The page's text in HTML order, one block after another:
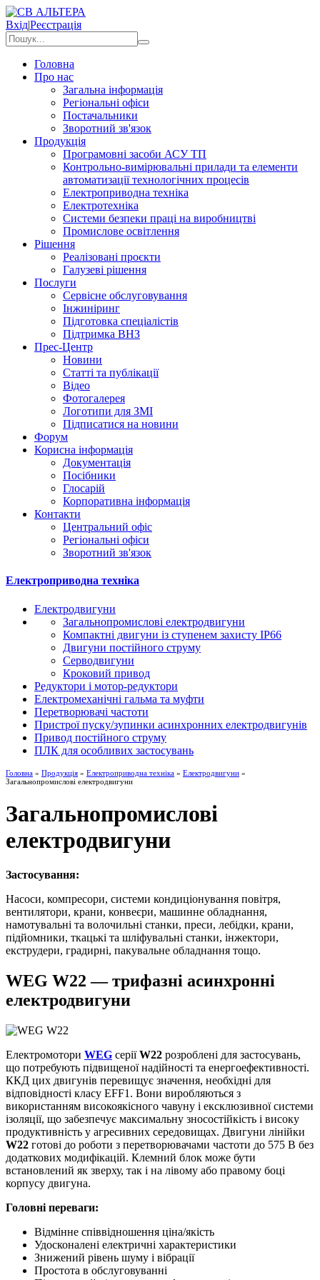
Вхід|Реєстрація
Головна
Про нас
Загальна інформація
Регіональні офіси
Постачальники
Зворотний зв'язок
Продукція
Програмовні засоби АСУ ТП
Контрольно-вимірювальні прилади та елементи
автоматизації технологічних процесів
Електроприводна техніка
Електротехніка
Системи безпеки праці на виробництві
Промислове освітлення
Рішення
Реалізовані проєкти
Галузеві рішення
Послуги
Сервісне обслуговування
Інжиніринг
Підготовка спеціалістів
Підтримка ВНЗ
Прес-Центр
Новини
Статті та публікації
Відео
Фотогалерея
Логотипи для ЗМІ
Підписатися на новини
Форум
Корисна інформація
Документація
Посібники
Глосарій
Корпоративна інформація
Контакти
Центральний офіс
Регіональні офіси
Зворотний зв'язок
Електроприводна техніка
Електродвигуни
Загальнопромислові електродвигуни
Компактні двигуни із ступенем захисту IP66
Двигуни постійного струму
Серводвигуни
Кроковий привод
Редуктори і мотор-редуктори
Електромеханічні гальма та муфти
Перетворювачі частоти
Пристрої пуску/зупинки асинхронних електродвигунів
Привод постійного струму
ПЛК для особливих застосувань
Головна » Продукція » Електроприводна техніка » Електродвигуни »
Загальнопромислові електродвигуни
Загальнопромислові
електродвигуни
Застосування:
Насоси, компресори, cистеми кондиціонування повітря,
вентилятори, крани, конвеєри, машинне обладнання,
намотувальні та волочильні станки, преси, лебідки, крани,
підйомники, ткацькі та шліфувальні станки, інжектори,
екструдери, градирні, пакувальне обладнання тощо.
WEG W22 — трифазні асинхронні
електродвигуни
Електромотори WEG серіїW22 розроблені для застосувань,
що потребують підвищеної надійності та енергоефективності.
ККД цих двигунів перевищує значення, необхідні для
відповідності класу EFF1. Вони виробляються з
використанням високоякісного чавуну і ексклюзивної системи
ізоляції, що забезпечує максимальну зносостійкість і високу
продуктивність у агресивних середовищах. Двигуни лінійки
W22 готові до роботи з перетворювачами частоти до 575 В без
додаткових модифікацій. Клемний блок може бути
встановлений як зверху, так і на лівому або правому боці
корпусу двигуна.
Головні переваги:
Відмінне співвідношення ціна/якість
Удосконалені електричні характеристики
Знижений рівень шуму і вібрації
Простота в обслуговуванні